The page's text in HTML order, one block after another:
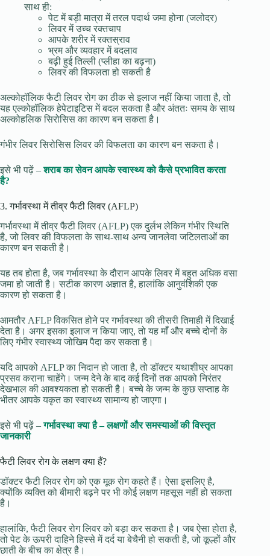
साथ ही:
पेट में बड़ी मात्रा में तरल पदार्थ जमा होना (जलोदर)
लिवर में उच्च रक्तचाप
आपके शरीर में रक्तस्राव
भ्रम और व्यवहार में बदलाव
बढ़ी हुई तिल्ली (प्लीहा का बढ़ना)
लिवर की विफलता हो सकती है
अल्कोहॉलिक फैटी लिवर रोग का ठीक से इलाज नहीं किया जाता है, तो
यह एल्कोहॉलिक हेपेटाइटिस में बदल सकता है और अंततः समय के साथ
अल्कोहलिक सिरोसिस का कारण बन सकता है।
गंभीर लिवर सिरोसिस लिवर की विफलता का कारण बन सकता है।
इसे भी पढ़ें –शराब का सेवन आपके स्वास्थ्य को कैसे प्रभावित करता
है?
3. गर्भावस्था में तीव्र फैटी लिवर (AFLP)
गर्भावस्था में तीव्र फैटी लिवर (AFLP) एक दुर्लभ लेकिन गंभीर स्थिति
है, जो लिवर की विफलता के साथ-साथ अन्य जानलेवा जटिलताओं का
कारण बन सकती है।
यह तब होता है, जब गर्भावस्था के दौरान आपके लिवर में बहुत अधिक वसा
जमा हो जाती है। सटीक कारण अज्ञात है, हालांकि आनुवंशिकी एक
कारण हो सकता है।
आमतौर AFLP विकसित होने पर गर्भावस्था की तीसरी तिमाही में दिखाई
देता है। अगर इसका इलाज न किया जाए, तो यह माँ और बच्चे दोनों के
लिए गंभीर स्वास्थ्य जोखिम पैदा कर सकता है।
यदि आपको AFLP का निदान हो जाता है, तो डॉक्टर यथाशीघ्र आपका
प्रसव कराना चाहेंगे। जन्म देने के बाद कई दिनों तक आपको निरंतर
देखभाल की आवश्यकता हो सकती है। बच्चे के जन्म के कुछ सप्ताह के
भीतर आपके यकृत का स्वास्थ्य सामान्य हो जाएगा।
इसे भी पढ़ें –गर्भावस्था क्या है – लक्षणों और समस्याओं की विस्तृत
जानकारी
फैटी लिवर रोग के लक्षण क्या हैं?
डॉक्टर फैटी लिवर रोग को एक मूक रोग कहते हैं। ऐसा इसलिए है,
क्योंकि व्यक्ति को बीमारी बढ़ने पर भी कोई लक्षण महसूस नहीं हो सकता
है।
हालांकि, फैटी लिवर रोग लिवर को बड़ा कर सकता है। जब ऐसा होता है,
तो पेट के ऊपरी दाहिने हिस्से में दर्द या बेचैनी हो सकती है, जो कूल्हों और
छाती के बीच का क्षेत्र है।